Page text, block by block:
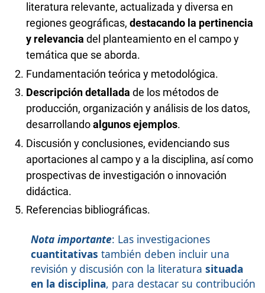
literatura relevante, actualizada y diversa en
regiones geográficas, destacando la pertinencia
y relevancia del planteamiento en el campo y
temática que se aborda.
Fundamentación teórica y metodológica.
Descripción detallada de los métodos de
producción, organización y análisis de los datos,
desarrollandoalgunos ejemplos.
Discusión y conclusiones, evidenciando sus
aportaciones al campo y a la disciplina, así como
prospectivas de investigación o innovación
didáctica.
Referencias bibliográficas.
Nota importante: Las investigaciones
cuantitativas también deben incluir una
revisión y discusión con la literatura situada
en la disciplina, para destacar su contribución